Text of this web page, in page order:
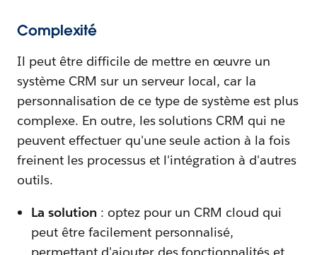
Complexité
Il peut être difficile de mettre en œuvre un
système CRM sur un serveur local, car la
personnalisation de ce type de système est plus
complexe. En outre, les solutions CRM qui ne
peuvent effectuer qu'une seule action à la fois
freinent les processus et l'intégration à d'autres
outils.
La solution : optez pour un CRM cloud qui
peut être facilement personnalisé,